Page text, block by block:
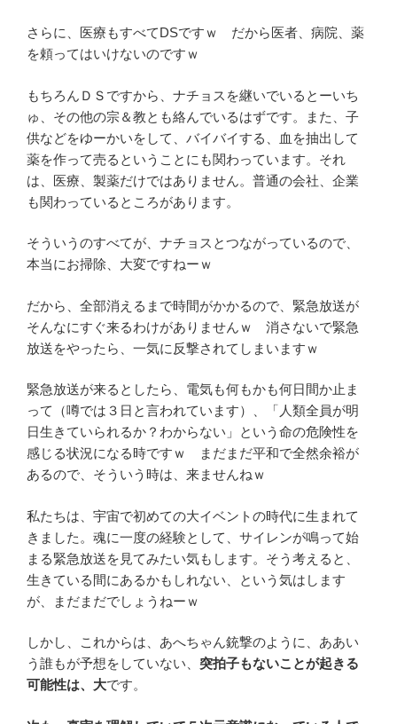
さらに、医療もすべてDSですｗ だから医者、病院、薬
を頼ってはいけないのですｗ
もちろんＤＳですから、ナチョスを継いでいるとーいち
ゅ、その他の宗＆教とも絡んでいるはずです。また、子
供などをゆーかいをして、バイバイする、血を抽出して
薬を作って売るということにも関わっています。それ
は、医療、製薬だけではありません。普通の会社、企業
も関わっているところがあります。
そういうのすべてが、ナチョスとつながっているので、
本当にお掃除、大変ですねーｗ
だから、全部消えるまで時間がかかるので、緊急放送が
そんなにすぐ来るわけがありませんｗ 消さないで緊急
放送をやったら、一気に反撃されてしまいますｗ
緊急放送が来るとしたら、電気も何もかも何日間か止ま
って（噂では３日と言われています）、「人類全員が明
日生きていられるか？わからない」という命の危険性を
感じる状況になる時ですｗ まだまだ平和で全然余裕が
あるので、そういう時は、来ませんねｗ
私たちは、宇宙で初めての大イベントの時代に生まれて
きました。魂に一度の経験として、サイレンが鳴って始
まる緊急放送を見てみたい気もします。そう考えると、
生きている間にあるかもしれない、という気はします
が、まだまだでしょうねーｗ
しかし、これからは、あへちゃん銃撃のように、ああい
う誰もが予想をしていない、 突拍子もないことが起きる
可能性は、大です。